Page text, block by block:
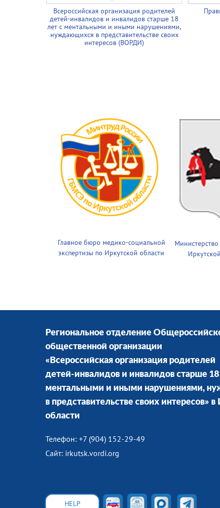
Всероссийская организация родителей
детей-инвалидов и инвалидов старше 18
лет с ментальными и иными нарушениями,
нуждающихся в представительстве своих
интересов (ВОРДИ)
Главное бюро медико-социальной
экспертизы по Иркутской области
Региональное отделение
общественной организации
«Всероссийская организация родителей
детей-инвалидов и инвалидов старше 18
ментальными и иными нарушениями,
в представительстве своих интересов»
области
Телефон: +7 (904) 152-29-49
Сайт: irkutsk.vordi.org
HELP